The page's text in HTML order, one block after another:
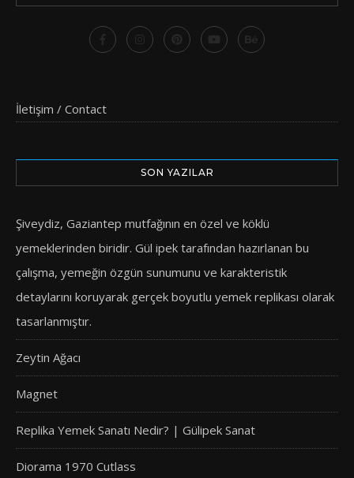
İletişim / Contact
SON YAZILAR
Şiveydiz, Gaziantep mutfağının en özel ve köklü
yemeklerinden biridir. Gül ipek tarafından hazırlanan bu
çalışma, yemeğin özgün sunumunu ve karakteristik
detaylarını koruyarak gerçek boyutlu yemek replikası olarak
tasarlanmıştır.
Zeytin Ağacı
Magnet
Replika Yemek Sanatı Nedir? | Gülipek Sanat
Diorama 1970 Cutlass